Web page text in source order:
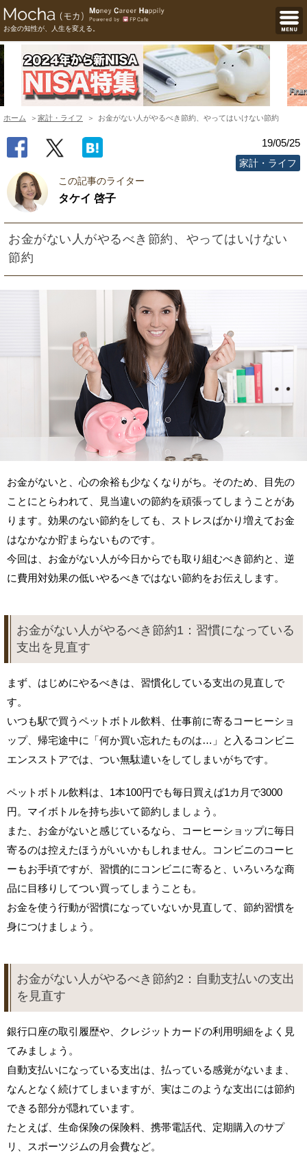
お金の知性が、人生を変える。
ホーム 家計・ライフ お金がない人がやるべき節約、やってはいけない節約
19/05/25
家計・ライフ
この記事のライター
タケイ 啓子
お金がない人がやるべき節約、やってはいけない
節約
お金がないと、心の余裕も少なくなりがち。そのため、目先の
ことにとらわれて、見当違いの節約を頑張ってしまうことがあ
ります。効果のない節約をしても、ストレスばかり増えてお金
はなかなか貯まらないものです。
今回は、お金がない人が今日からでも取り組むべき節約と、逆
に費用対効果の低いやるべきではない節約をお伝えします。
お金がない人がやるべき節約1：習慣になっている
支出を見直す
まず、はじめにやるべきは、習慣化している支出の見直しで
す。
いつも駅で買うペットボトル飲料、仕事前に寄るコーヒーショ
ップ、帰宅途中に「何か買い忘れたものは…」と入るコンビニ
エンスストアでは、つい無駄遣いをしてしまいがちです。
ペットボトル飲料は、1本100円でも毎日買えば1カ月で3000
円。マイボトルを持ち歩いて節約しましょう。
また、お金がないと感じているなら、コーヒーショップに毎日
寄るのは控えたほうがいいかもしれません。コンビニのコーヒ
ーもお手頃ですが、習慣的にコンビニに寄ると、いろいろな商
品に目移りしてつい買ってしまうことも。
お金を使う行動が習慣になっていないか見直して、節約習慣を
身につけましょう。
お金がない人がやるべき節約2：自動支払いの支出
を見直す
銀行口座の取引履歴や、クレジットカードの利用明細をよく見
てみましょう。
自動支払いになっている支出は、払っている感覚がないまま、
なんとなく続けてしまいますが、実はこのような支出には節約
できる部分が隠れています。
たとえば、生命保険の保険料、携帯電話代、定期購入のサプ
リ、スポーツジムの月会費など。